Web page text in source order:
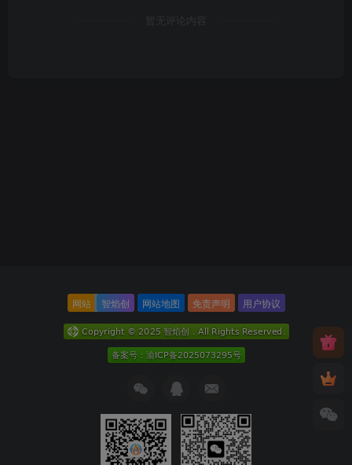
暂无评论内容
网站 智焰创 网站地图 免责声明 用户协议